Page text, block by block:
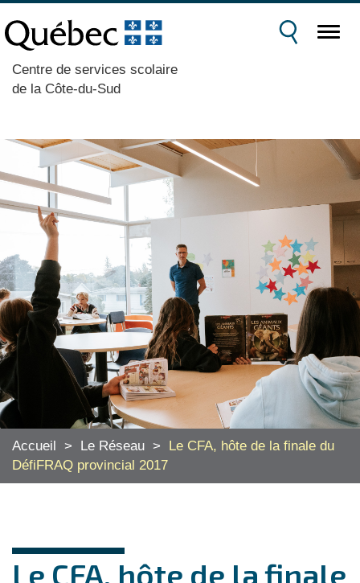
Centre de services scolaire
de la Côte-du-Sud
Accueil > Le Réseau >
Le CFA, hôte de la finale du
DéfiFRAQ provincial 2017
Le CFA, hôte de la finale